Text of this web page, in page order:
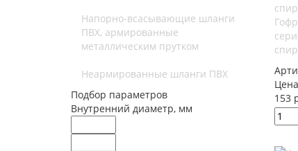
Напорно-всасывающие шланги
ПВХ, армированные
металлическим прутком
Неармированные шланги ПВХ
Подбор параметров
Внутренний диаметр, мм
153